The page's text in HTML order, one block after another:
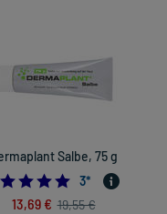
Salbe, 75 g
5.0
3*
13,69 € 19,55 €